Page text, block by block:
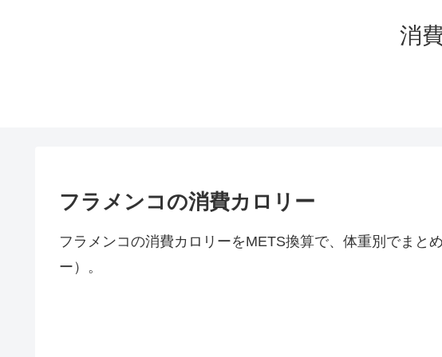
消
フラメンコの消費カロリー
フラメンコの消費カロリーをMETS換算で、体重別でまと
ー）。